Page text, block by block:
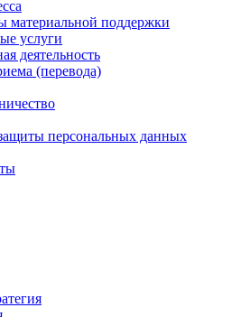
поддержки
услуги
деятельность
(перевода)
персональных данных